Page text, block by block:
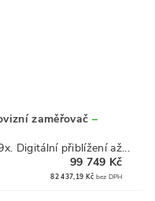
zaměřovač –
Digitální přiblížení až...
99 749 Kč
82 437,19 Kč bez DPH